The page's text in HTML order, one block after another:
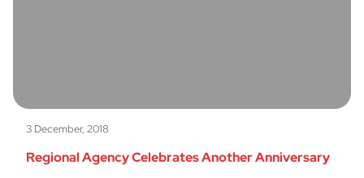
3 December, 2018
Regional Agency Celebrates Another Anniversary